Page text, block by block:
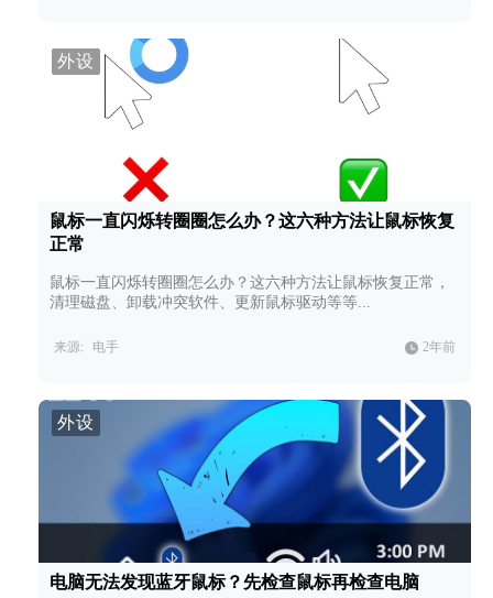
外设
鼠标一直闪烁转圈圈怎么办？这六种方法让鼠标恢复
正常
鼠标一直闪烁转圈圈怎么办？这六种方法让鼠标恢复正常，
清理磁盘、卸载冲突软件、更新鼠标驱动等等...
来源: 电手 2年前
外设
电脑无法发现蓝牙鼠标？先检查鼠标再检查电脑